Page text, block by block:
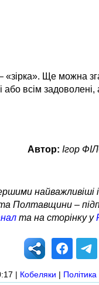
Ще можна
або всім задоволені,
Автор: Ігор
найважливіші і
Полтавщини –
та на сторінку у
| Кобеляки | Політика